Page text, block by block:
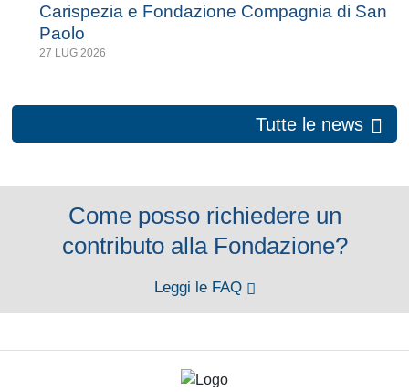
Carispezia e Fondazione Compagnia di San
Paolo
27 LUG 2026
Tutte le news
Come posso richiedere un
contributo alla Fondazione?
Leggi le FAQ